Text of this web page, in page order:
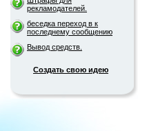
рекламодателей.
беседка переход в к
последнему сообщению
Вывод средств.
Создать свою идею